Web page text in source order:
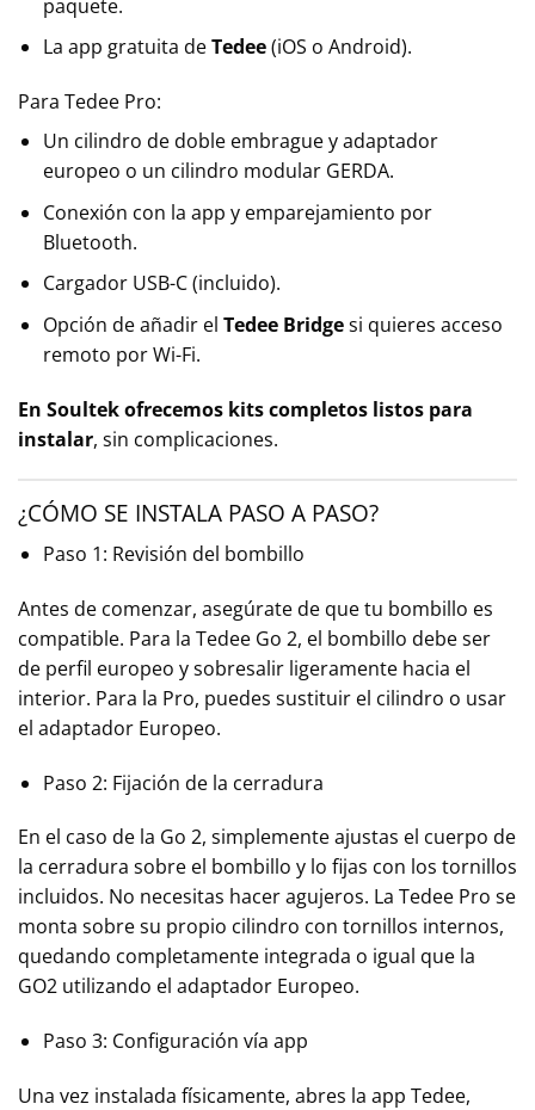
paquete.
La app gratuita deTedee(iOS o Android).
Para Tedee Pro:
Un cilindro de doble embrague y adaptador
europeo o un cilindro modular GERDA.
Conexión con la app y emparejamiento por
Bluetooth.
Cargador USB-C (incluido).
Opción de añadir el Tedee Bridgesi quieres acceso
remoto por Wi-Fi.
En Soultek ofrecemos kits completos listos para
instalar, sin complicaciones.
¿CÓMO SE INSTALA PASO A PASO?
Paso 1: Revisión del bombillo
Antes de comenzar, asegúrate de que tu bombillo es
compatible. Para la Tedee Go 2, el bombillo debe ser
de perfil europeo y sobresalir ligeramente hacia el
interior. Para la Pro, puedes sustituir el cilindro o usar
el adaptador Europeo.
Paso 2: Fijación de la cerradura
En el caso de la Go 2, simplemente ajustas el cuerpo de
la cerradura sobre el bombillo y lo fijas con los tornillos
incluidos. No necesitas hacer agujeros. La Tedee Pro se
monta sobre su propio cilindro con tornillos internos,
quedando completamente integrada o igual que la
GO2 utilizando el adaptador Europeo.
Paso 3: Configuración vía app
Una vez instalada físicamente, abres la app Tedee,